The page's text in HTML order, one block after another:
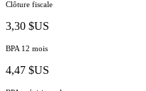
Clôture fiscale
3,30 $US
BPA 12 mois
4,47 $US